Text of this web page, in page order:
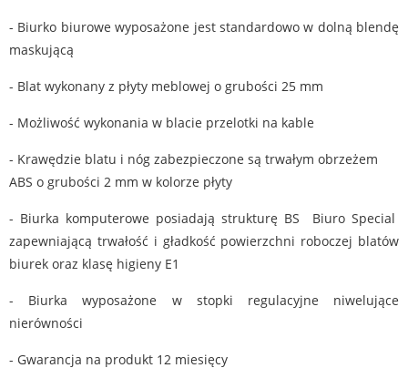
- Biurko biurowe wyposażone jest standardowo w dolną blendę
maskującą
- Blat wykonany z płyty meblowej o grubości 25 mm
- Możliwość wykonania w blacie przelotki na kable
- Krawędzie blatu i nóg zabezpieczone są trwałym obrzeżem
ABS o grubości 2 mm w kolorze płyty
- Biurka komputerowe posiadają strukturę BS Biuro Special
zapewniającą trwałość i gładkość powierzchni roboczej blatów
biurek oraz klasę higieny E1
- Biurka wyposażone w stopki regulacyjne niwelujące
nierówności
- Gwarancja na produkt 12 miesięcy